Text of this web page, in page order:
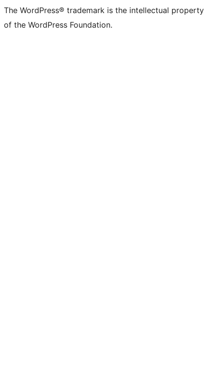
The WordPress® trademark is the intellectual property
of the WordPress Foundation.